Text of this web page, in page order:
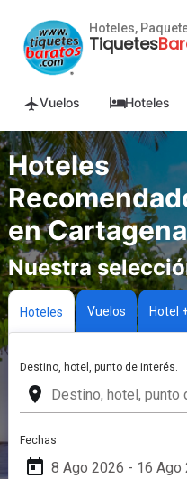
Hoteles,
Tiquetes
Vuelos Hoteles
Hoteles
en Cartagena
Nuestra
Hoteles Vuelos Hotel
Destino, hotel, punto de interés.
place
Fechas
today